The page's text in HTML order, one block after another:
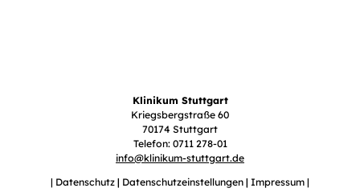
Klinikum Stuttgart
Kriegsbergstraße 60
70174 Stuttgart
Telefon: 0711 278-01
info@klinikum-stuttgart.de
Datenschutz
Datenschutzeinstellungen Impressum